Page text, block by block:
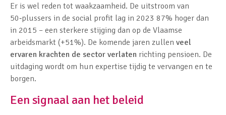
Er is wel reden tot waakzaamheid. De uitstroom van
50‑plussers in de social profit lag in 2023 87% hoger dan
in 2015 – een sterkere stijging dan op de Vlaamse
arbeidsmarkt (+51%). De komende jaren zullen veel
ervaren krachten de sector verlaten richting pensioen. De
uitdaging wordt om hun expertise tijdig te vervangen en te
borgen.
Een signaal aan het beleid